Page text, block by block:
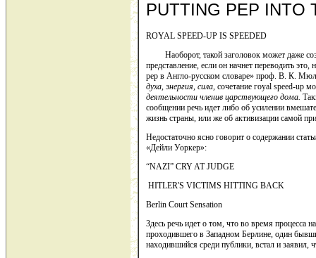
PUTTING PEP INTO
ROYAL SPEED-UP IS SPEEDED
Наоборот, такой заголовок может даже
представление, если он начнет переводить
pep в Англо-русском словаре» проф. В. К.
духа, энергия, сила, сочетание гоуal speed-up
деятельности членив царствующего дома.
сообщении речь идет либо об усилении
жизнь страны, или же об активизации самой
Недостаточно ясно говорит о содержании
«Дейли Уор­кер»:
“NAZI” CRY AT JUDGE
HITLER'S VICTIMS HITTING BACK
Berlin Court Sensation
Здесь речь идет о том, что во время процесса
проходившего в Запад­ном Берлине, один
находившийся среди публики, встал и заявил,